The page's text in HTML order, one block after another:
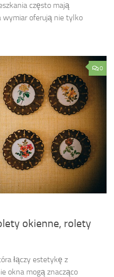
często mają
wymiar oferują nie tylko
0
okienne, rolety
łączy estetykę z
okna mogą znacząco